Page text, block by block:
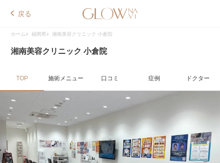
戻る
ホーム 福岡県 湘南美容クリニック 小倉院
湘南美容クリニック 小倉院
TOP 施術メニュー 口コミ 症例 ドクター